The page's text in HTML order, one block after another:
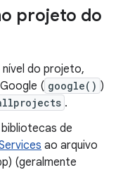
projeto do
nível do projeto,
( google() )
.
de
ao arquivo
(geralmente